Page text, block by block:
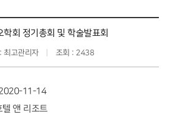
회 정기총회 및 학술발표회
최고관리자 조회 : 2438
11-14
앤 리조트